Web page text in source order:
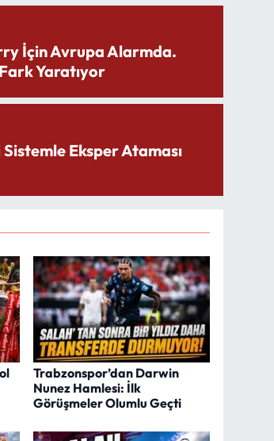
İçin Avrupa Alarmda.
Yaratıyor
Eksper Ataması
Trabzonspor’dan Darwin
Nunez Hamlesi: İlk
Görüşmeler Olumlu Geçti